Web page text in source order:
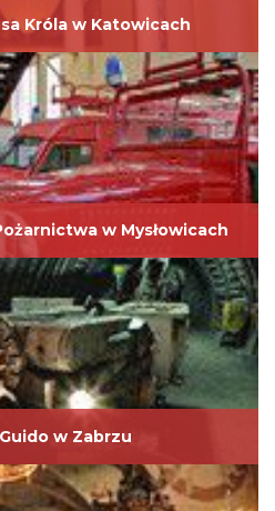
Króla w Katowicach
w Mysłowicach
w Zabrzu